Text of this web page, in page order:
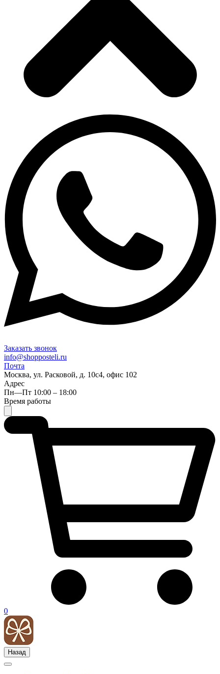
Заказать звонок
info@shopposteli.ru
Почта
Москва, ул. Расковой, д. 10с4, офис 102
Адрес
Пн—Пт 10:00 – 18:00
Время работы
0
Назад